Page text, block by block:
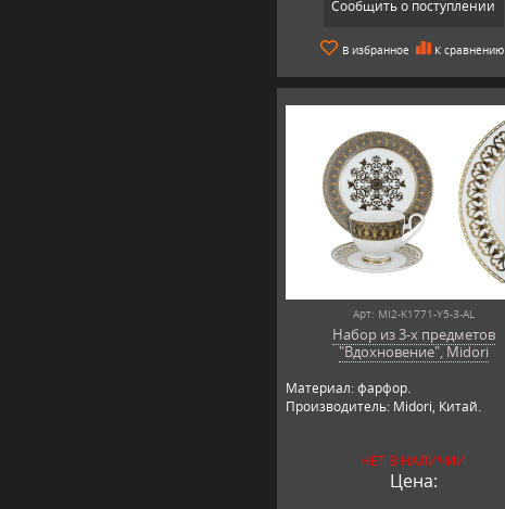
Сообщить о поступлении
В избранное К сравнению
Арт: MI2-K1771-Y5-3-AL
Набор из 3-х предметов
"Вдохновение", Midori
Материал: фарфор.
Производитель: Midori, Китай.
НЕТ В НАЛИЧИИ
Цена: